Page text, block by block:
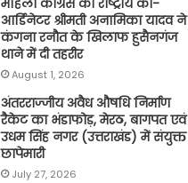
महिला कांग्रेस की राष्ट्रीय को-
आर्डिनेटर श्रीमती अनामिका यादव ने
कंगना रनौत के खिलाफ हुसैनगंज
थाने में दी तहरीर
August 1, 2026
अंतरराज्जीय अवैध औषधि निर्माण
रैकेट का भंडाफोड़, मेरठ, बागपत एवं
उधम सिंह नगर (उत्तराखंड) में संयुक्त
छापेमारी
July 27, 2026